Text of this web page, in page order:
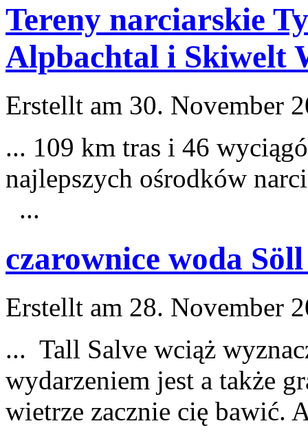
Tereny narciarskie
Alpbachtal i Skiwelt
Erstellt am 30. November
... 109 km tras i 46
najlepszych ośrodków
...
czarownice woda
Erstellt am 28. November
... Tall Salve wciąż
wydarzeniem jest a także
wietrze zacznie cię bawić.